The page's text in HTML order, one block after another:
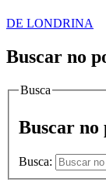
DE LONDRINA
Buscar no
Busca
Buscar no
Busca: